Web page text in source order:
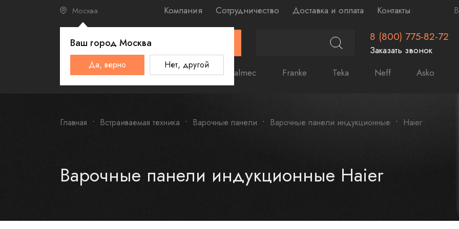
Москва
Ваш город Москва
Да, верно Нет, другой
Компания Сотрудничество Доставка и оплата Контакты
8 (800) 775-82-72
Заказать звонок
Schulthess Smeg Omoikiri Falmec Franke Teka Neff Asko
Главная Встраиваемая техника Варочные панели Варочные панели индукционные Haier
Варочные панели индукционные Haier